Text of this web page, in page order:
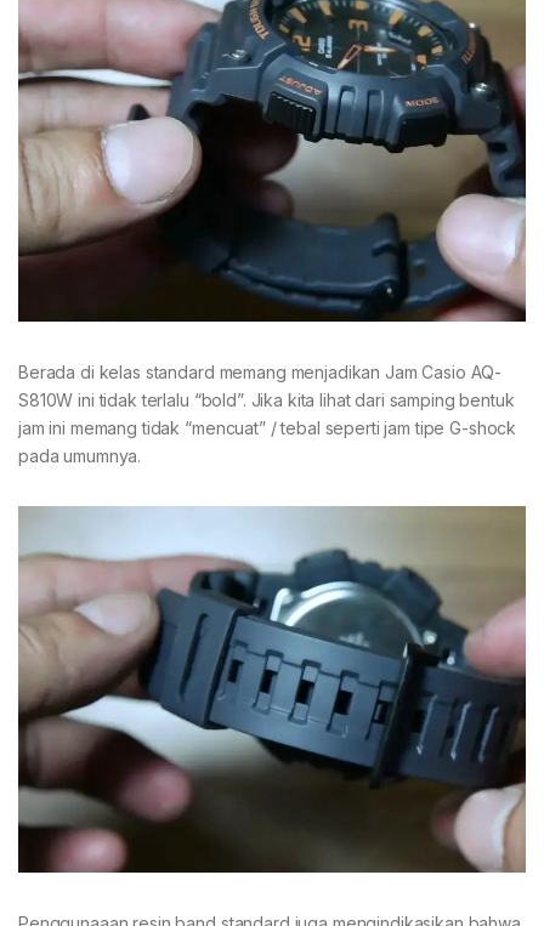
Berada di kelas standard memang menjadikan Jam Casio AQ-
S810W ini tidak terlalu “bold”. Jika kita lihat dari samping bentuk
jam ini memang tidak “mencuat” / tebal seperti jam tipe G-shock
pada umumnya.